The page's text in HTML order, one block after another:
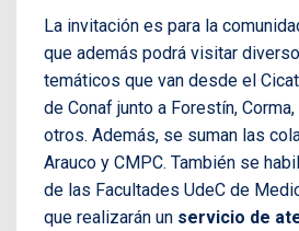
La invitación es para la
que además podrá visitar
temáticos que van desde el
de Conaf junto a Forestín,
otros. Además, se suman las
Arauco y CMPC. También se
de las Facultades UdeC de
que realizarán un servicio de